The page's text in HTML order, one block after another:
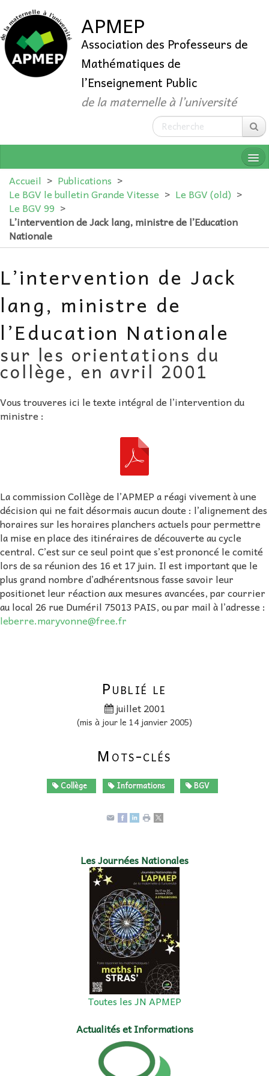
APMEP
Association des Professeurs de
Mathématiques de
l’Enseignement Public
de la maternelle à l’université
QUI SOMMES-NOUS ?
ADHÉRER
AU FIL DES MATHS
LIBRAIRIE
Accueil > Publications >
Le BGV le bulletin Grande Vitesse > Le BGV (old) >
Le BGV 99 >
L’intervention de Jack lang, ministre de l’Education
Nationale
L’intervention de Jack
lang, ministre de
l’Education Nationale
sur les orientations du
collège, en avril 2001
Vous trouveres ici le texte intégral de l’intervention du
ministre :
La commission Collège de l’APMEP a réagi vivement à une
décision qui ne fait désormais aucun doute : l’alignement des
horaires sur les horaires planchers actuels pour permettre
la mise en place des itinéraires de découverte au cycle
central. C’est sur ce seul point que s’est prononcé le comité
lors de sa réunion des 16 et 17 juin. Il est important que le
plus grand nombre d’adhérentsnous fasse savoir leur
positionet leur réaction aux mesures avancées, par courrier
au local 26 rue Duméril 75013 PAIS, ou par mail à l’adresse :
leberre.maryvonne@free.fr
Publié le
juillet 2001
(mis à jour le 14 janvier 2005)
Mots-clés
Collège Informations BGV
Les Journées Nationales
Toutes les JN APMEP
Actualités et Informations